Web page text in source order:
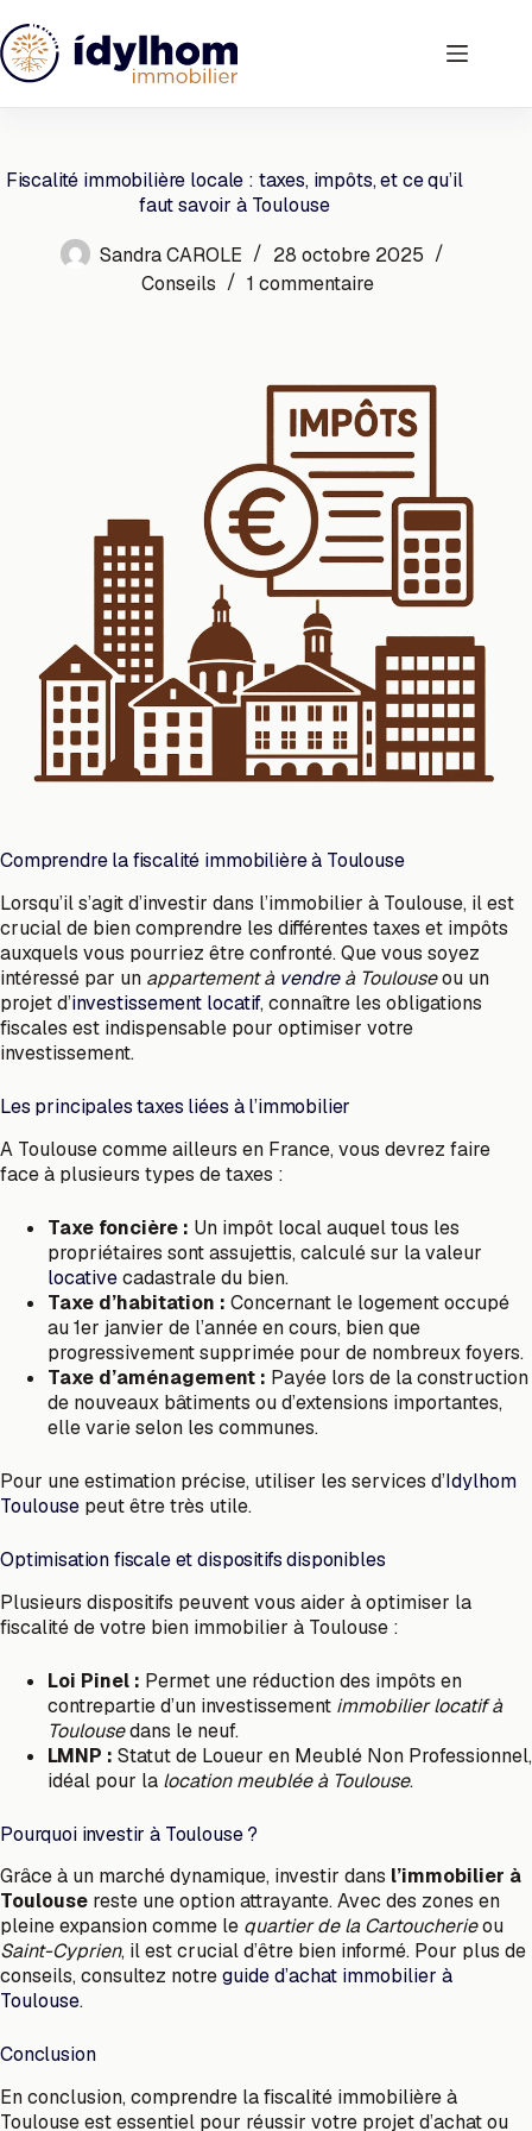
au
contenu
Fiscalité immobilière locale : taxes, impôts, et ce qu’il
faut savoir à Toulouse
Sandra CAROLE
28 octobre 2025
Conseils
1 commentaire
Comprendre la fiscalité immobilière à Toulouse
Lorsqu’il s’agit d’investir dans l’immobilier à Toulouse, il est
crucial de bien comprendre les différentes taxes et impôts
auxquels vous pourriez être confronté. Que vous soyez
intéressé par un appartement à vendreà Toulouseou un
projet d’investissement locatif, connaître les obligations
fiscales est indispensable pour optimiser votre
investissement.
Les principales taxes liées à l’immobilier
A Toulouse comme ailleurs en France, vous devrez faire
face à plusieurs types de taxes :
Taxe foncière : Un impôt local auquel tous les
propriétaires sont assujettis, calculé sur la valeur
locativecadastrale du bien.
Taxe d’habitation : Concernant le logement occupé
au 1er janvier de l’année en cours, bien que
progressivement supprimée pour de nombreux foyers.
Taxe d’aménagement : Payée lors de la construction
de nouveaux bâtiments ou d’extensions importantes,
elle varie selon les communes.
Pour une estimation précise, utiliser les services d’Idylhom
Toulouse peut être très utile.
Optimisation fiscale et dispositifs disponibles
Plusieurs dispositifs peuvent vous aider à optimiser la
fiscalité de votre bien immobilier à Toulouse :
Loi Pinel : Permet une réduction des impôts en
contrepartie d’un investissement immobilier locatif à
Toulousedans le neuf.
LMNP : Statut de Loueur en Meublé Non Professionnel,
idéal pour la location meublée à Toulouse.
Pourquoi investir à Toulouse ?
Grâce à un marché dynamique, investir dans l’immobilier à
Toulouse reste une option attrayante. Avec des zones en
pleine expansion comme le quartier de la Cartoucherieou
Saint-Cyprien, il est crucial d’être bien informé. Pour plus de
conseils, consultez notreguide d’achat immobilier à
Toulouse.
Conclusion
En conclusion, comprendre la fiscalité immobilière à
Toulouse est essentiel pour réussir votre projet d’achat ou